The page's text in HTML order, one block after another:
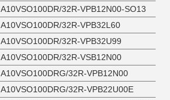
A10VSO100DR/32R-VPB12N00-SO13
A10VSO100DR/32R-VPB32L60
A10VSO100DR/32R-VPB32U99
A10VSO100DR/32R-VSB12N00
A10VSO100DRG/32R-VPB12N00
A10VSO100DRG/32R-VPB22U00E